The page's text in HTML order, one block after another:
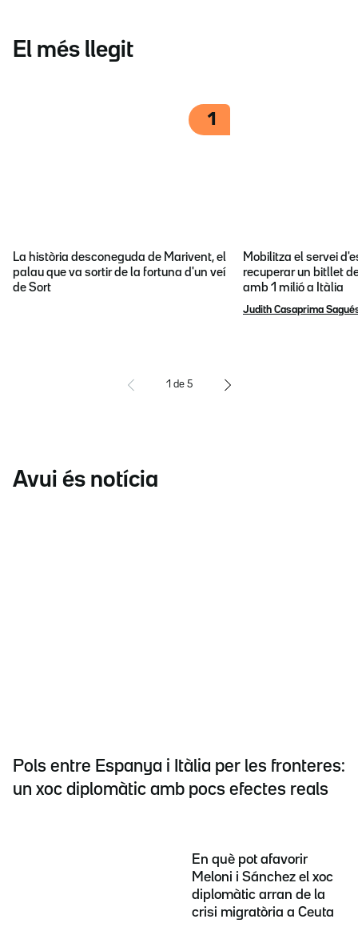
El més llegit
1
La història desconeguda de Marivent, el
palau que va sortir de la fortuna d'un veí
de Sort
Mobilitza el servei
recuperar un bitllet
amb 1 milió a Itàlia
Judith Casaprima
1 de 5
Avui és notícia
Pols entre Espanya i Itàlia per les fronteres:
un xoc diplomàtic amb pocs efectes reals
En què pot afavorir
Meloni i Sánchez el xoc
diplomàtic arran de la
crisi migratòria a Ceuta